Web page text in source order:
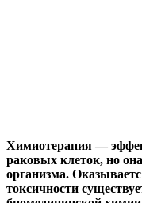
Химиотерапия —
раковых клеток, но
организма.
токсичности